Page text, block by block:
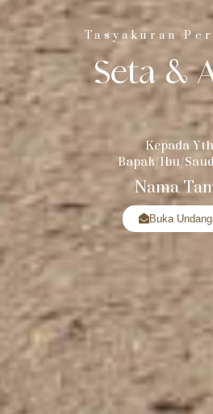
Tasyakuran
Seta &
Kepada
Bapak/Ibu/
Nama
Buka